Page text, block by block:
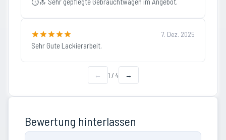
7. Dez. 2025
Sehr Gute Lackierarbeit.
← 1 / 4 →
Bewertung hinterlassen